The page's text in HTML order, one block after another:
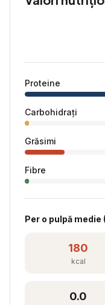
Proteine
Carbohidrați
Grăsimi
Fibre
Per o pulpă medie
180
kcal
0.0